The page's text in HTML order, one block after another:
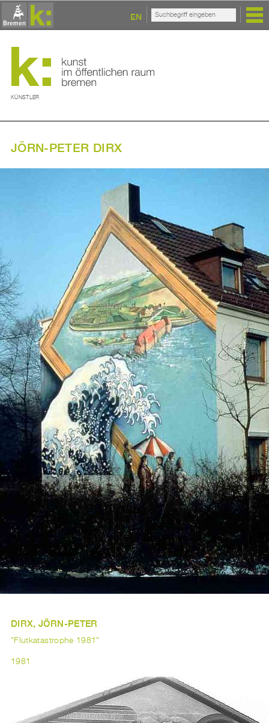
EN
KÜNSTLER
JÖRN-PETER DIRX
DIRX, JÖRN-PETER
"Flutkatastrophe 1981"
1981